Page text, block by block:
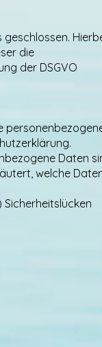
die
der DSGVO
Daten
welche